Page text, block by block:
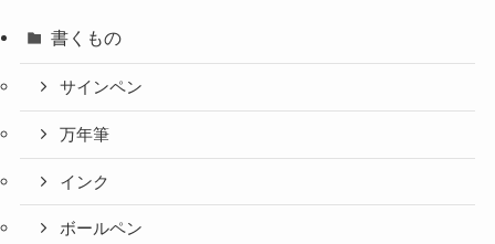
書くもの
サインペン
万年筆
インク
ボールペン